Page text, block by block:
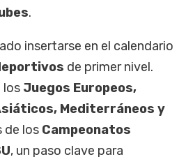
.
insertarse en el calendario
de primer nivel.
los Juegos Europeos,
Mediterráneos y
de los Campeonatos
, un paso clave para